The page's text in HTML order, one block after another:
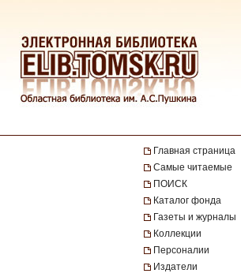
Главная страница
Самые читаемые
ПОИСК
Каталог фонда
Газеты и журналы
Коллекции
Персоналии
Издатели